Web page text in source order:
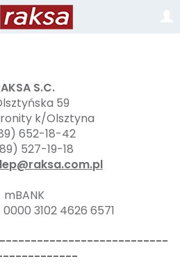
S.C.
59
k/Olsztyna
652-18-42
527-19-18
mBANK
0000 3102 4626 6571